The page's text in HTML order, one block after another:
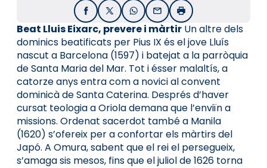
FacebookX / TwitterWhatsApp
EmailImprimir
Beat Lluis Eixarc, prevere i màrtir Un altre dels
dominics beatificats per Pius IX és el jove Lluís
nascut a Barcelona (1597) i batejat a la parròquia
de Santa Maria del Mar. Tot i ésser malaltís, a
catorze anys entra com a novici al convent
dominicà de Santa Caterina. Després d’haver
cursat teologia a Oriola demana que l’enviïn a
missions. Ordenat sacerdot també a Manila
(1620) s’ofereix per a confortar els màrtirs del
Japó. A Omura, sabent que el rei el persegueix,
s’amaga sis mesos, fins que el juliol de 1626 torna